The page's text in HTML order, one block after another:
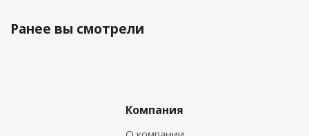
Ранее вы смотрели
Компания